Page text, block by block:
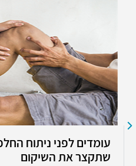
עומדים לפני ניתוח
שתקצר את השיקום